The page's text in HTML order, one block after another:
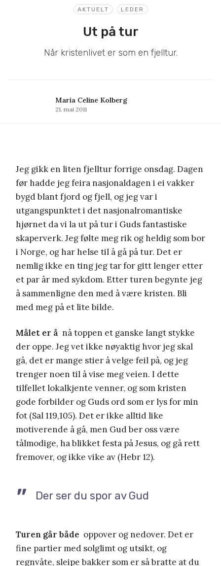
AKTUELT LEDER
Ut på tur
Når kristenlivet er som en fjelltur.
Maria Celine Kolberg
21. mai 2011
Jeg gikk en liten fjelltur forrige onsdag. Dagen
før hadde jeg feira nasjonaldagen i ei vakker
bygd blant fjord og fjell, og jeg var i
utgangspunktet i det nasjonalromantiske
hjørnet da vi la ut på tur i Guds fantastiske
skaperverk. Jeg følte meg rik og heldig som bor
i Norge, og har helse til å gå på tur. Det er
nemlig ikke en ting jeg tar for gitt lenger etter
et par år med sykdom. Etter turen begynte jeg
å sammenligne den med å være kristen. Bli
med meg på et lite bilde.
Målet er å nå toppen et ganske langt stykke
der oppe. Jeg vet ikke nøyaktig hvor jeg skal
gå, det er mange stier å velge feil på, og jeg
trenger noen til å vise meg veien. I dette
tilfellet lokalkjente venner, og som kristen
gode forbilder og Guds ord som er lys for min
fot (Sal 119,105). Det er ikke alltid like
motiverende å gå, men Gud ber oss være
tålmodige, ha blikket festa på Jesus, og gå rett
fremover, og ikke vike av (Hebr 12).
Der ser du spor av Gud
Turen går både oppover og nedover. Det er
fine partier med solglimt og utsikt, og
regnvåte, sleipe bakker som er så bratte at du